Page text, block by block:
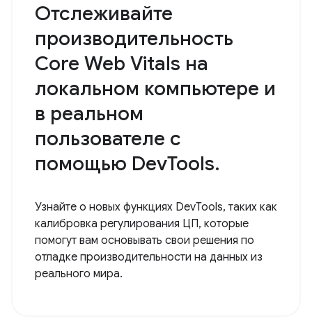
Отслеживайте
производительность
Core Web Vitals на
локальном компьютере и
в реальном
пользователе с
помощью DevTools.
Узнайте о новых функциях DevTools, таких как
калибровка регулирования ЦП, которые
помогут вам основывать свои решения по
отладке производительности на данных из
реального мира.